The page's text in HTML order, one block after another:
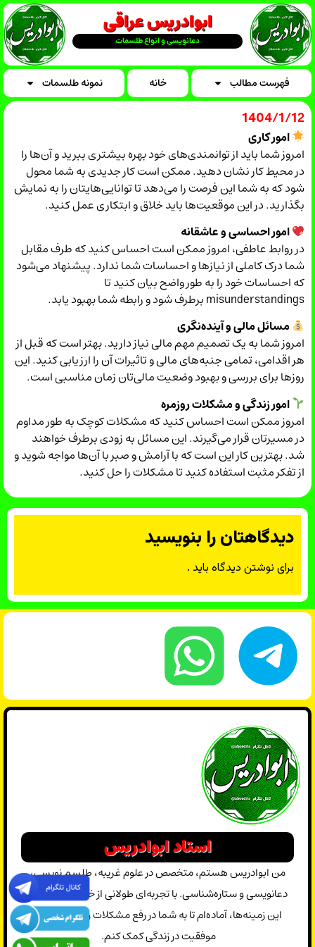
ابوادریس عراقی
دعانویسی و انواع طلسمات
فهرست مطالب خانه نمونه طلسمات
1404/1/12
امور کاری
امروز شما باید از توانمندی‌های خود بهره بیشتری ببرید و آن‌ها را
در محیط کار نشان دهید. ممکن است کار جدیدی به شما محول
شود که به شما این فرصت را می‌دهد تا توانایی‌هایتان را به نمایش
بگذارید. در این موقعیت‌ها باید خلاق و ابتکاری عمل کنید.
امور احساسی و عاشقانه
در روابط عاطفی، امروز ممکن است احساس کنید که طرف مقابل
شما درک کاملی از نیازها و احساسات شما ندارد. پیشنهاد می‌شود
که احساسات خود را به طور واضح بیان کنید تا
misunderstandings برطرف شود و رابطه شما بهبود یابد.
مسائل مالی و آینده‌نگری
امروز شما به یک تصمیم مهم مالی نیاز دارید. بهتر است که قبل از
هر اقدامی، تمامی جنبه‌های مالی و تاثیرات آن را ارزیابی کنید. این
روزها برای بررسی و بهبود وضعیت مالی‌تان زمان مناسبی است.
امور زندگی و مشکلات روزمره
امروز ممکن است احساس کنید که مشکلات کوچک به طور مداوم
در مسیرتان قرار می‌گیرند. این مسائل به زودی برطرف خواهند
شد. بهترین کار این است که با آرامش و صبر با آن‌ها مواجه شوید و
از تفکر مثبت استفاده کنید تا مشکلات را حل کنید.
دیدگاهتان را بنویسید
برای نوشتن دیدگاه باید .
استاد ابوادریس
من ابوادریس هستم، متخصص در علوم غریبه، طلسم نویسی،
دعانویسی و ستاره‌شناسی. با تجربه‌ای طولانی از خانواده‌ای آگاه در
این زمینه‌ها، آماده‌ام تا به شما در رفع مشکلات روحی، روانی و
موفقیت در زندگی کمک کنم.